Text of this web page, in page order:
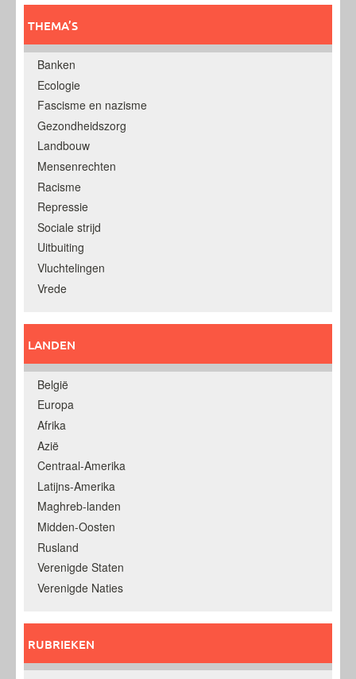
THEMA’S
Banken
Ecologie
Fascisme en nazisme
Gezondheidszorg
Landbouw
Mensenrechten
Racisme
Repressie
Sociale strijd
Uitbuiting
Vluchtelingen
Vrede
LANDEN
België
Europa
Afrika
Azië
Centraal-Amerika
Latijns-Amerika
Maghreb-landen
Midden-Oosten
Rusland
Verenigde Staten
Verenigde Naties
RUBRIEKEN